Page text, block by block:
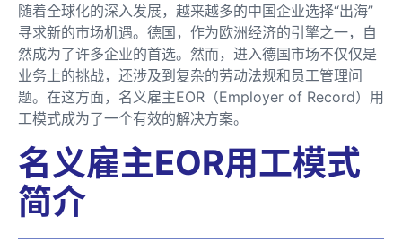
随着全球化的深入发展，越来越多的中国企业选择“出海”
寻求新的市场机遇。德国，作为欧洲经济的引擎之一，自
然成为了许多企业的首选。然而，进入德国市场不仅仅是
业务上的挑战，还涉及到复杂的劳动法规和员工管理问
题。在这方面，名义雇主EOR（Employer of Record）用
工模式成为了一个有效的解决方案。
名义雇主EOR用工模式
简介